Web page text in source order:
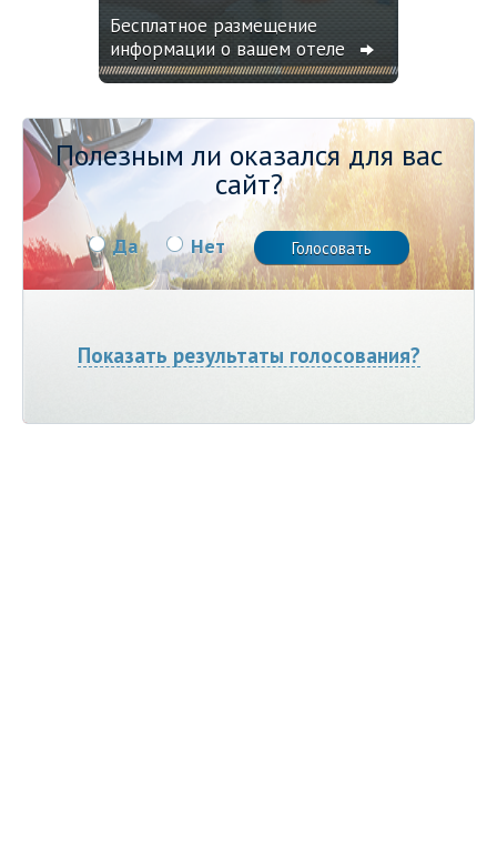
Бесплатное размещение
информации о вашем отеле
Полезным ли оказался для вас
сайт?
Да Нет
Показать результаты голосования?